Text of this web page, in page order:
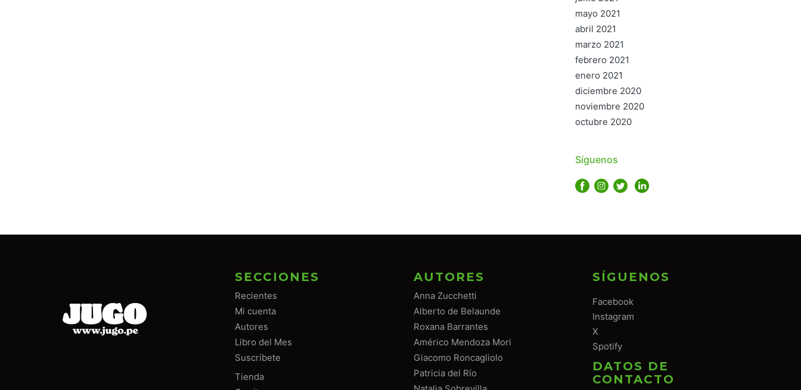
mayo 2021
abril 2021
marzo 2021
febrero 2021
enero 2021
diciembre 2020
noviembre 2020
octubre 2020
Síguenos
SECCIONES
Recientes
Mi cuenta
Autores
Libro del Mes
Suscríbete
Tienda
AUTORES
Anna Zucchetti
Alberto de Belaunde
Roxana Barrantes
Américo Mendoza Mori
Giacomo Roncagliolo
Patricia del Río
SÍGUENOS
Facebook
Instagram
X
Spotify
DATOS DE
CONTACTO